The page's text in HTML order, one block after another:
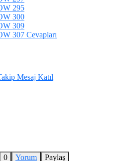
295
300
309
307 Cevapları
Mesaj Katıl
0 Yorum Paylaş